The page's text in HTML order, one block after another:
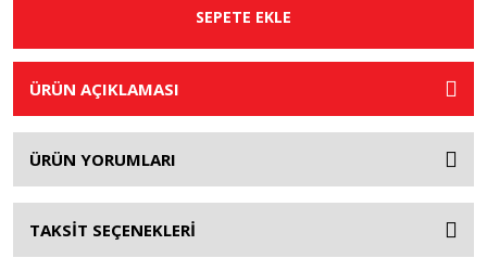
SEPETE EKLE
ÜRÜN AÇIKLAMASI
ÜRÜN YORUMLARI
TAKSİT SEÇENEKLERİ